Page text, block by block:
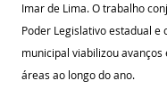
Imar de Lima. O trabalho
Poder Legislativo estadual e
municipal viabilizou avanços
áreas ao longo do ano.